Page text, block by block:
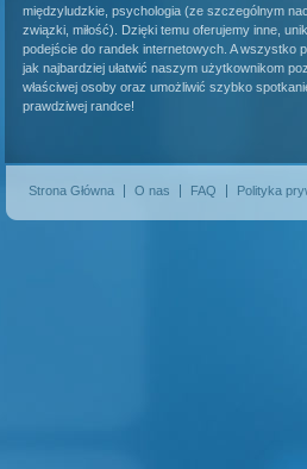
międzyludzkie, psychologia (ze szczególnym
związki, miłość). Dzięki temu oferujemy inne,
podejście do randek internetowych. A wszystko
jak najbardziej ułatwić naszym użytkownikom
właściwej osoby oraz umożliwić szybko
prawdziwej randce!
Strona Główna O nas FAQ Polityka